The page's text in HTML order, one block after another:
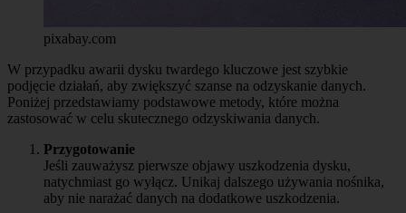
pixabay.com
W przypadku awarii dysku twardego kluczowe jest szybkie
podjęcie działań, aby zwiększyć szanse na odzyskanie danych.
Poniżej przedstawiamy podstawowe metody, które można
zastosować w celu skutecznego odzyskiwania danych.
Przygotowanie
Jeśli zauważysz pierwsze objawy uszkodzenia dysku,
natychmiast go wyłącz. Unikaj dalszego używania nośnika,
aby nie narażać danych na dodatkowe uszkodzenia.